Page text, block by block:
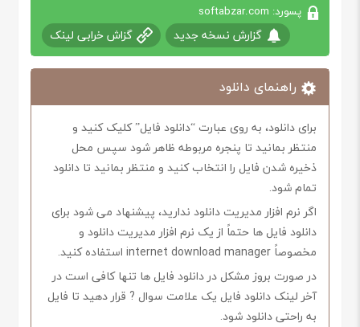
پسورد: softabzar.com
گزارش نسخه جدید گزاش خرابی لینک
راهنمای دانلود
برای دانلود، به روی عبارت “دانلود فایل” کلیک کنید و
منتظر بمانید تا پنجره مربوطه ظاهر شود سپس محل
ذخیره شدن فایل را انتخاب کنید و منتظر بمانید تا دانلود
تمام شود.
اگر نرم افزار مدیریت دانلود ندارید، پیشنهاد می شود برای
دانلود فایل ها حتماً از یک نرم افزار مدیریت دانلود و
مخصوصاً internet download manager استفاده کنید.
در صورت بروز مشکل در دانلود فایل ها تنها کافی است در
آخر لینک دانلود فایل یک علامت سوال ? قرار دهید تا فایل
به راحتی دانلود شود.